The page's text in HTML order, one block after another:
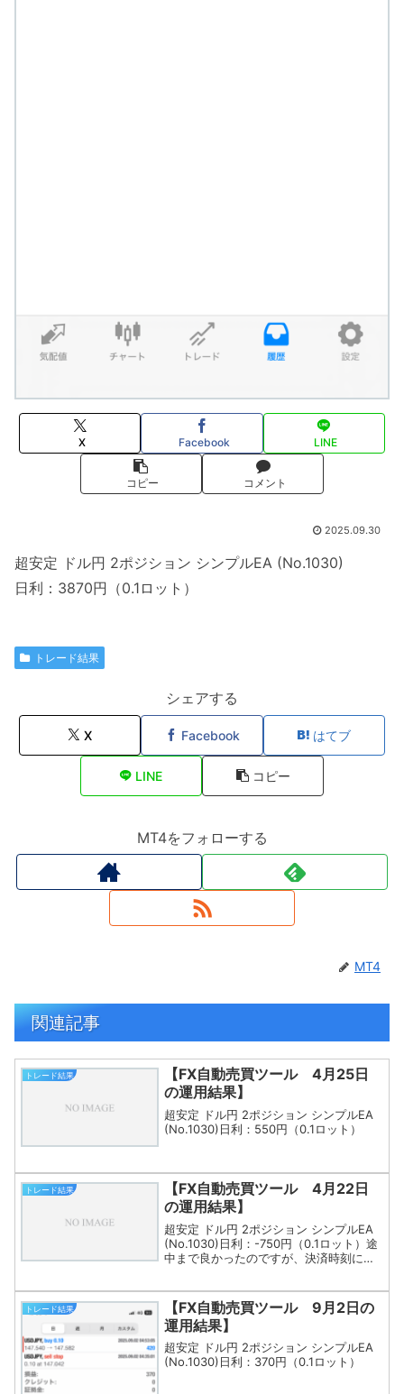
X Facebook LINE
コピー コメント
2025.09.30
超安定 ドル円 2ポジション シンプルEA (No.1030)
日利：3870円（0.1ロット）
トレード結果
シェアする
X Facebook はてブ
LINE コピー
MT4をフォローする
MT4
関連記事
トレード結果
【FX自動売買ツール 4月25日
の運用結果】
超安定 ドル円 2ポジション シンプルEA
(No.1030)日利：550円（0.1ロット）
トレード結果
【FX自動売買ツール 4月22日
の運用結果】
超安定 ドル円 2ポジション シンプルEA
(No.1030)日利：-750円（0.1ロット）途
中まで良かったのですが、決済時刻には
トレード結果
【FX自動売買ツール 9月2日の
運用結果】
超安定 ドル円 2ポジション シンプルEA
(No.1030)日利：370円（0.1ロット）